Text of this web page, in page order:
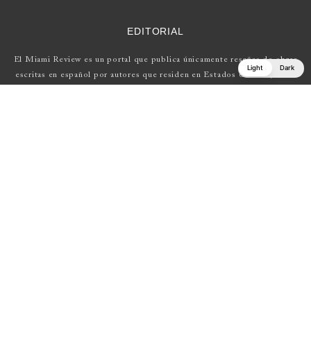
EDITORIAL
El Miami Review es un portal que publica únicamente reseñas de obras
escritas en español por autores que residen en Estados Unidos , Latin
Light Dark